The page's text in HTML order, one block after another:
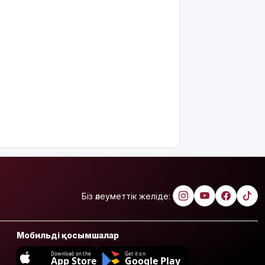
Біз әлеуметтік желіде:
Мобильді қосымшалар
Download on the
App Store
Get it on
Google Play